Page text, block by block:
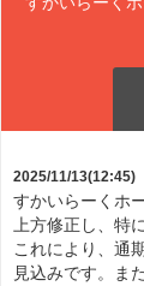
2025/11/13(12:45)
すかいらーくホ
上方修正し、特
これにより、通
見込みです。ま